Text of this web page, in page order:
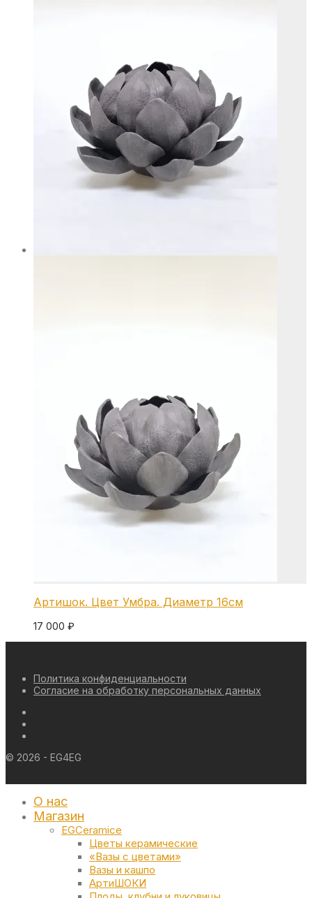
Артишок. Цвет Умбра. Диаметр 16см
17 000 ₽
Политика конфиденциальности
Согласие на обработку персональных данных
© 2026 - EG4EG
О нас
Магазин
EGCeramice
Цветы керамические
«Вазы с цветами»
Вазы и кашпо
АртиШОКИ